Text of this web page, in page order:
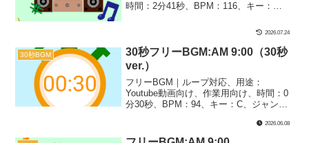
時間：2分41秒、BPM：116、キー：
リングス｜かっこいい凱旋をイメージし
た「逆転勝利！」をイメージした1曲で
す！エンディングで勝利の行進をするよ
うなシーンにぴったり！
2026.07.24
30秒BGM
30秒フリーBGM:AM 9:00（30秒
ver.）
フリーBGM｜ループ対応、用途：
Youtube動画向け、作業用向け、時間：0
分30秒、BPM：94、キー：C、ジャン
ングス｜30秒BGM第33弾！朝9時のフレ
ッシュな始まり感をイメージしました！
2026.06.08